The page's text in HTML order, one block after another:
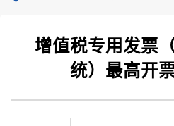
增值税专用发票
统）最高开